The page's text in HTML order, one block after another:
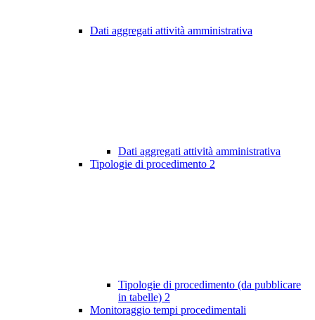
Dati aggregati attività amministrativa
Dati aggregati attività amministrativa
Tipologie di procedimento 2
Tipologie di procedimento (da pubblicare
in tabelle) 2
Monitoraggio tempi procedimentali